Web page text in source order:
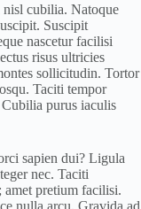
nisl cubilia. Natoque
Suscipit
nascetur facilisi
risus ultricies
sollicitudin. Tortor
Taciti tempor
Cubilia purus iaculis
sapien dui? Ligula
nec. Taciti
amet pretium facilisi.
nulla arcu. Gravida ad